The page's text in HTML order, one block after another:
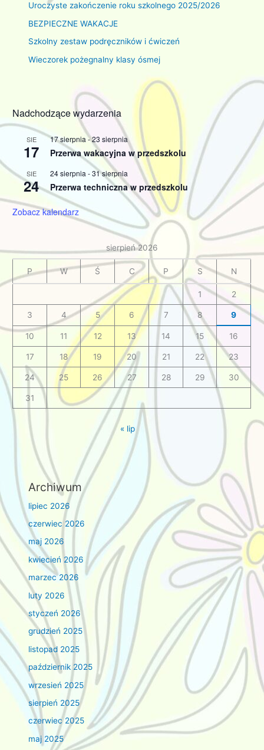
Uroczyste zakończenie roku szkolnego 2025/2026
BEZPIECZNE WAKACJE
Szkolny zestaw podręczników i ćwiczeń
Wieczorek pożegnalny klasy ósmej
Nadchodzące wydarzenia
SIE
17
17 sierpnia-23 sierpnia
Przerwa wakacyjna w przedszkolu
SIE
24
24 sierpnia -31 sierpnia
Przerwa techniczna w przedszkolu
Zobacz kalendarz
sierpień 2026
P W Ś C P S N
1 2
3 4 5 6 7 8 9
10 11 12 13 14 15 16
17 18 19 20 21 22 23
24 25 26 27 28 29 30
31
« lip
Archiwum
lipiec 2026
czerwiec 2026
maj 2026
kwiecień 2026
marzec 2026
luty 2026
styczeń 2026
grudzień 2025
listopad 2025
październik 2025
wrzesień 2025
sierpień 2025
czerwiec 2025
maj 2025